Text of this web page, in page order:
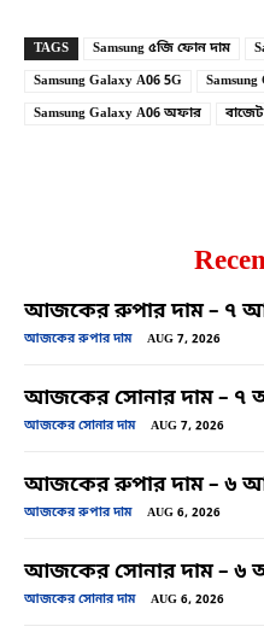
TAGS Samsung ৫জি ফোন দাম
Samsung Galaxy A06 5G
Samsung Galaxy A06 অফার
আজকের রুপার দাম – ৭
আজকের রুপার দাম AUG 7, 2026
আজকের সোনার দাম – ৭
আজকের সোনার দাম AUG 7, 2026
আজকের রুপার দাম – ৬
আজকের রুপার দাম AUG 6, 2026
আজকের সোনার দাম – ৬
আজকের সোনার দাম AUG 6, 2026